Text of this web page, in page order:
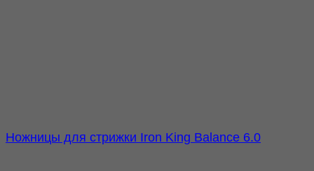
Ножницы для стрижки Iron King Balance 6.0